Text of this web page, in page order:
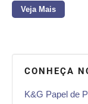
Veja Mais
CONHEÇA
K&G Papel de